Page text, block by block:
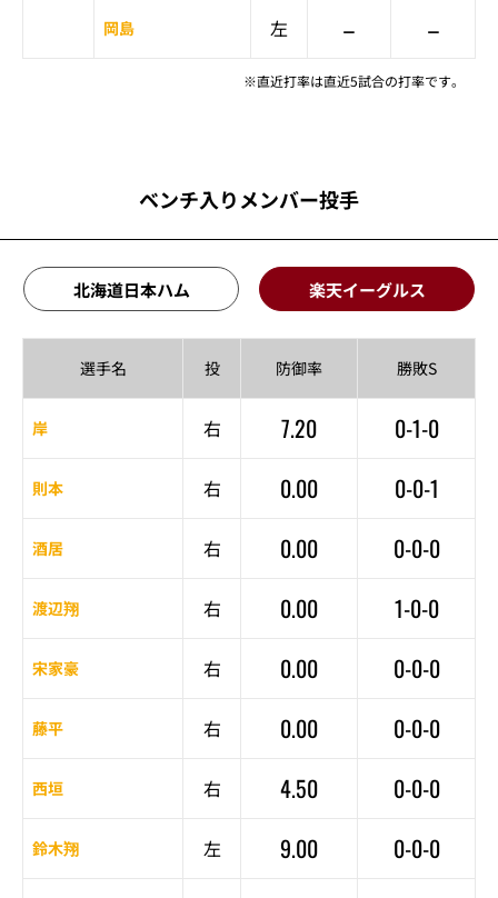
岡島 左 – –
※直近打率は直近5試合の打率です。
ベンチ入りメンバー投手
北海道日本ハム 楽天イーグルス
選手名 投 防御率 勝敗S
岸 右 7.20 0-1-0
則本 右 0.00 0-0-1
酒居 右 0.00 0-0-0
渡辺翔 右 0.00 1-0-0
宋家豪 右 0.00 0-0-0
藤平 右 0.00 0-0-0
西垣 右 4.50 0-0-0
鈴木翔 左 9.00 0-0-0